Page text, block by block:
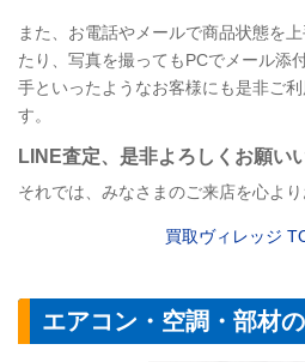
また、お電話やメールで商品状態を
たり、写真を撮ってもPCでメール添
手といったようなお客様にも是非ご
す。
LINE査定、是非よろしくお願い
それでは、みなさまのご来店を心より
買取ヴィレッジ
エアコン・空調・部材